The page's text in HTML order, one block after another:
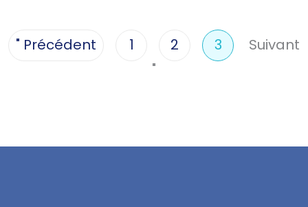
" Précédent 1 2 3
Suivant
"